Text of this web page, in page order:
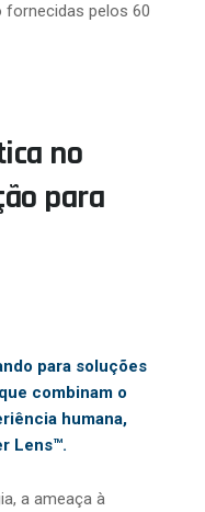
pelos 60
no
para
para soluções
combinam o
humana,
Lens™.
a ameaça à